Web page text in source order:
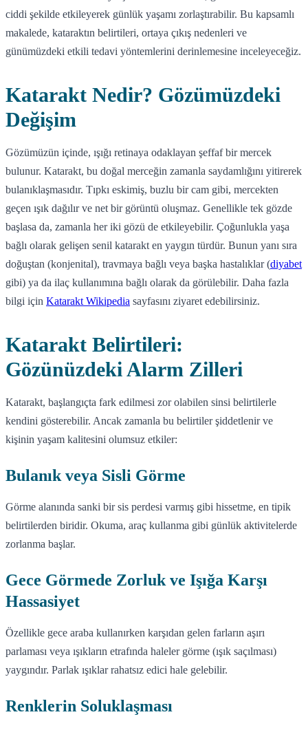
ciddi şekilde etkileyerek günlük yaşamı zorlaştırabilir. Bu kapsamlı
makalede, kataraktın belirtileri, ortaya çıkış nedenleri ve
günümüzdeki etkili tedavi yöntemlerini derinlemesine inceleyeceğiz.
Katarakt Nedir? Gözümüzdeki
Değişim
Gözümüzün içinde, ışığı retinaya odaklayan şeffaf bir mercek
bulunur. Katarakt, bu doğal merceğin zamanla saydamlığını yitirerek
bulanıklaşmasıdır. Tıpkı eskimiş, buzlu bir cam gibi, mercekten
geçen ışık dağılır ve net bir görüntü oluşmaz. Genellikle tek gözde
başlasa da, zamanla her iki gözü de etkileyebilir. Çoğunlukla yaşa
bağlı olarak gelişen senil katarakt en yaygın türdür. Bunun yanı sıra
doğuştan (konjenital), travmaya bağlı veya başka hastalıklar (diyabet
gibi) ya da ilaç kullanımına bağlı olarak da görülebilir. Daha fazla
bilgi için Katarakt Wikipedia sayfasını ziyaret edebilirsiniz.
Katarakt Belirtileri:
Gözünüzdeki Alarm Zilleri
Katarakt, başlangıçta fark edilmesi zor olabilen sinsi belirtilerle
kendini gösterebilir. Ancak zamanla bu belirtiler şiddetlenir ve
kişinin yaşam kalitesini olumsuz etkiler:
Bulanık veya Sisli Görme
Görme alanında sanki bir sis perdesi varmış gibi hissetme, en tipik
belirtilerden biridir. Okuma, araç kullanma gibi günlük aktivitelerde
zorlanma başlar.
Gece Görmede Zorluk ve Işığa Karşı
Hassasiyet
Özellikle gece araba kullanırken karşıdan gelen farların aşırı
parlaması veya ışıkların etrafında haleler görme (ışık saçılması)
yaygındır. Parlak ışıklar rahatsız edici hale gelebilir.
Renklerin Soluklaşması